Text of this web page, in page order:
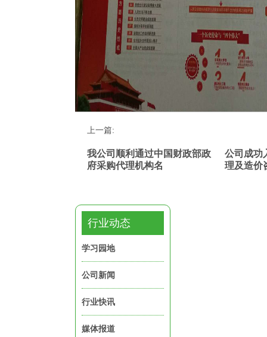
上一篇:
我公司顺利通过中国财政部政
府采购代理机构名
公司成功
理及造价
行业动态
学习园地
公司新闻
行业快讯
媒体报道